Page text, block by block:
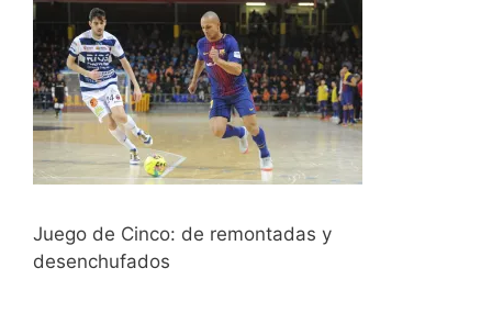
Juego de Cinco: de remontadas y
desenchufados